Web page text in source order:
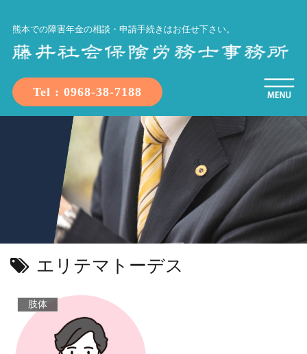
熊本での障害年金の相談・申請手続きはお任せ下さい。
Tel : 0968-38-7188
エリテマトーデス
肢体